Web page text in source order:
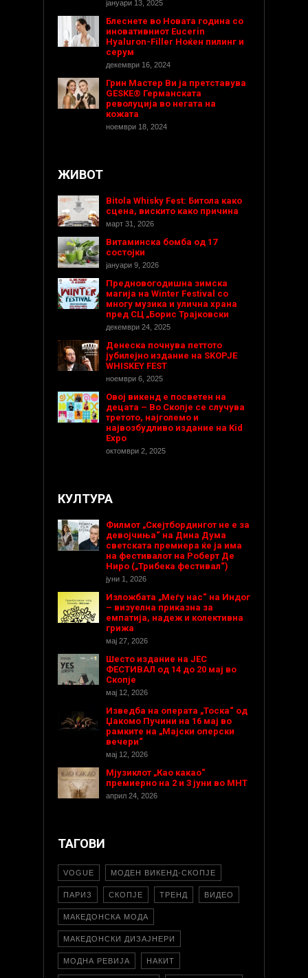
јануари 13, 2025
Блеснете во Новата година со
иновативниот Eucerin
Hyaluron-Filler Ноќен пилинг и
серум
декември 16, 2024
Грин Мастер Ви ја претставува
GESKE® Германската
револуција во негата на
кожата
ноември 18, 2024
ЖИВОТ
Bitola Whisky Fest: Битола како
сцена, вискито како причина
март 31, 2026
Витаминска бомба од 17
состојки
јануари 9, 2026
Предновогодишнa зимска
магија на Winter Festival со
многу музика и улична храна
пред СЦ „Борис Трајковски
декември 24, 2025
Денеска почнува петтото
јубилејно издание на SKOPJE
WHISKEY FEST
ноември 6, 2025
Овој викенд е посветен на
децата – Во Скопје се случува
третото, најголемо и
највозбудливо издание на Kid
Expo
октомври 2, 2025
КУЛТУРА
Филмот „Скејтбордингот не е за
девојчиња“ на Дина Дума
светската премиера ќе ја има
на фестивалот на Роберт Де
Ниро („Трибека фестивал“)
јуни 1, 2026
Изложбата „Меѓу нас“ на Индог
– визуелна приказна за
емпатија, надеж и колективна
грижа
мај 27, 2026
Шесто издание на ЈЕС
ФЕСТИВАЛ од 14 до 20 мај во
Скопје
мај 12, 2026
Изведба на операта „Тоска“ од
Џакомо Пучини на 16 мај во
рамките на „Мајски оперски
вечери“
мај 12, 2026
Мјузиклот „Као какао“
премиерно на 2 и 3 јуни во МНТ
април 24, 2026
ТАГОВИ
VOGUE МОДЕН ВИКЕНД-СКОПЈЕ
ПАРИЗ СКОПЈЕ ТРЕНД ВИДЕО
МАКЕДОНСКА МОДА
МАКЕДОНСКИ ДИЗАЈНЕРИ
МОДНА РЕВИЈА НАКИТ